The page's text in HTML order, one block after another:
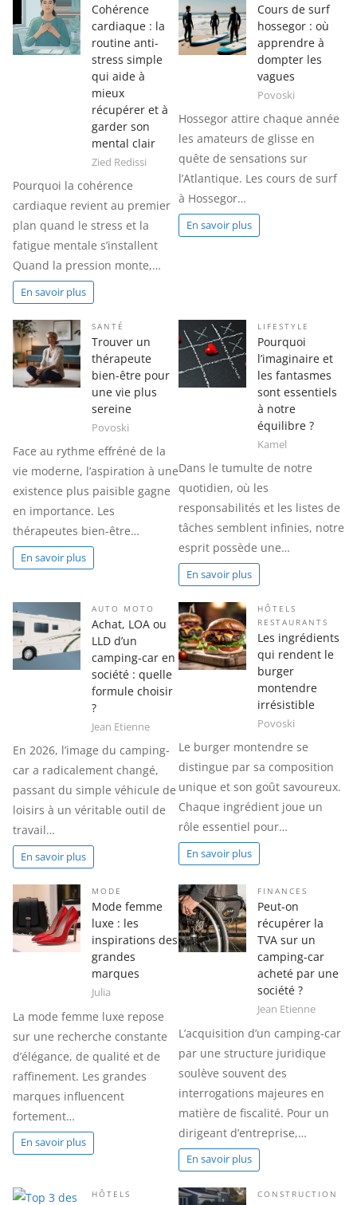
Cohérence
cardiaque : la
routine anti-
stress simple
qui aide à
mieux
récupérer et à
garder son
mental clair
Zied Redissi
Pourquoi la cohérence
cardiaque revient au premier
plan quand le stress et la
fatigue mentale s’installent
Quand la pression monte,…
En savoir plus
Cours de surf
hossegor : où
apprendre à
dompter les
vagues
Povoski
Hossegor attire chaque année
les amateurs de glisse en
quête de sensations sur
l’Atlantique. Les cours de surf
à Hossegor…
En savoir plus
SANTÉ
Trouver un
thérapeute
bien-être pour
une vie plus
sereine
Povoski
Face au rythme effréné de la
vie moderne, l’aspiration à une
existence plus paisible gagne
en importance. Les
thérapeutes bien-être…
En savoir plus
LIFESTYLE
Pourquoi
l’imaginaire et
les fantasmes
sont essentiels
à notre
équilibre ?
Kamel
Dans le tumulte de notre
quotidien, où les
responsabilités et les listes de
tâches semblent infinies, notre
esprit possède une…
En savoir plus
AUTO MOTO
Achat, LOA ou
LLD d’un
camping-car en
société : quelle
formule choisir
?
Jean Etienne
En 2026, l’image du camping-
car a radicalement changé,
passant du simple véhicule de
loisirs à un véritable outil de
travail…
En savoir plus
HÔTELS
RESTAURANTS
Les ingrédients
qui rendent le
burger
montendre
irrésistible
Povoski
Le burger montendre se
distingue par sa composition
unique et son goût savoureux.
Chaque ingrédient joue un
rôle essentiel pour…
En savoir plus
MODE
Mode femme
luxe : les
inspirations des
grandes
marques
Julia
La mode femme luxe repose
sur une recherche constante
d’élégance, de qualité et de
raffinement. Les grandes
marques influencent
fortement…
En savoir plus
FINANCES
Peut-on
récupérer la
TVA sur un
camping-car
acheté par une
société ?
Jean Etienne
L’acquisition d’un camping-car
par une structure juridique
soulève souvent des
interrogations majeures en
matière de fiscalité. Pour un
dirigeant d’entreprise,…
En savoir plus
HÔTELS
CONSTRUCTION